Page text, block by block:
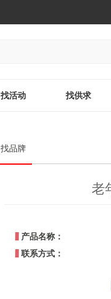
找活动 找供求
找品牌
老
产品名称：
联系方式：